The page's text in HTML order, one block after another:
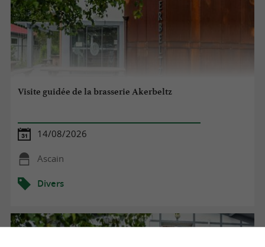
Visite guidée de la brasserie Akerbeltz
14/08/2026
Ascain
Divers